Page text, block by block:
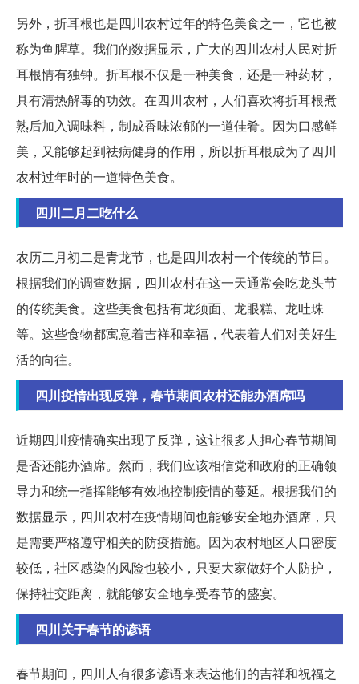
另外，折耳根也是四川农村过年的特色美食之一，它也被
称为鱼腥草。我们的数据显示，广大的四川农村人民对折
耳根情有独钟。折耳根不仅是一种美食，还是一种药材，
具有清热解毒的功效。在四川农村，人们喜欢将折耳根煮
熟后加入调味料，制成香味浓郁的一道佳肴。因为口感鲜
美，又能够起到祛病健身的作用，所以折耳根成为了四川
农村过年时的一道特色美食。
四川二月二吃什么
农历二月初二是青龙节，也是四川农村一个传统的节日。
根据我们的调查数据，四川农村在这一天通常会吃龙头节
的传统美食。这些美食包括有龙须面、龙眼糕、龙吐珠
等。这些食物都寓意着吉祥和幸福，代表着人们对美好生
活的向往。
四川疫情出现反弹，春节期间农村还能办酒席吗
近期四川疫情确实出现了反弹，这让很多人担心春节期间
是否还能办酒席。然而，我们应该相信党和政府的正确领
导力和统一指挥能够有效地控制疫情的蔓延。根据我们的
数据显示，四川农村在疫情期间也能够安全地办酒席，只
是需要严格遵守相关的防疫措施。因为农村地区人口密度
较低，社区感染的风险也较小，只要大家做好个人防护，
保持社交距离，就能够安全地享受春节的盛宴。
四川关于春节的谚语
春节期间，四川人有很多谚语来表达他们的吉祥和祝福之